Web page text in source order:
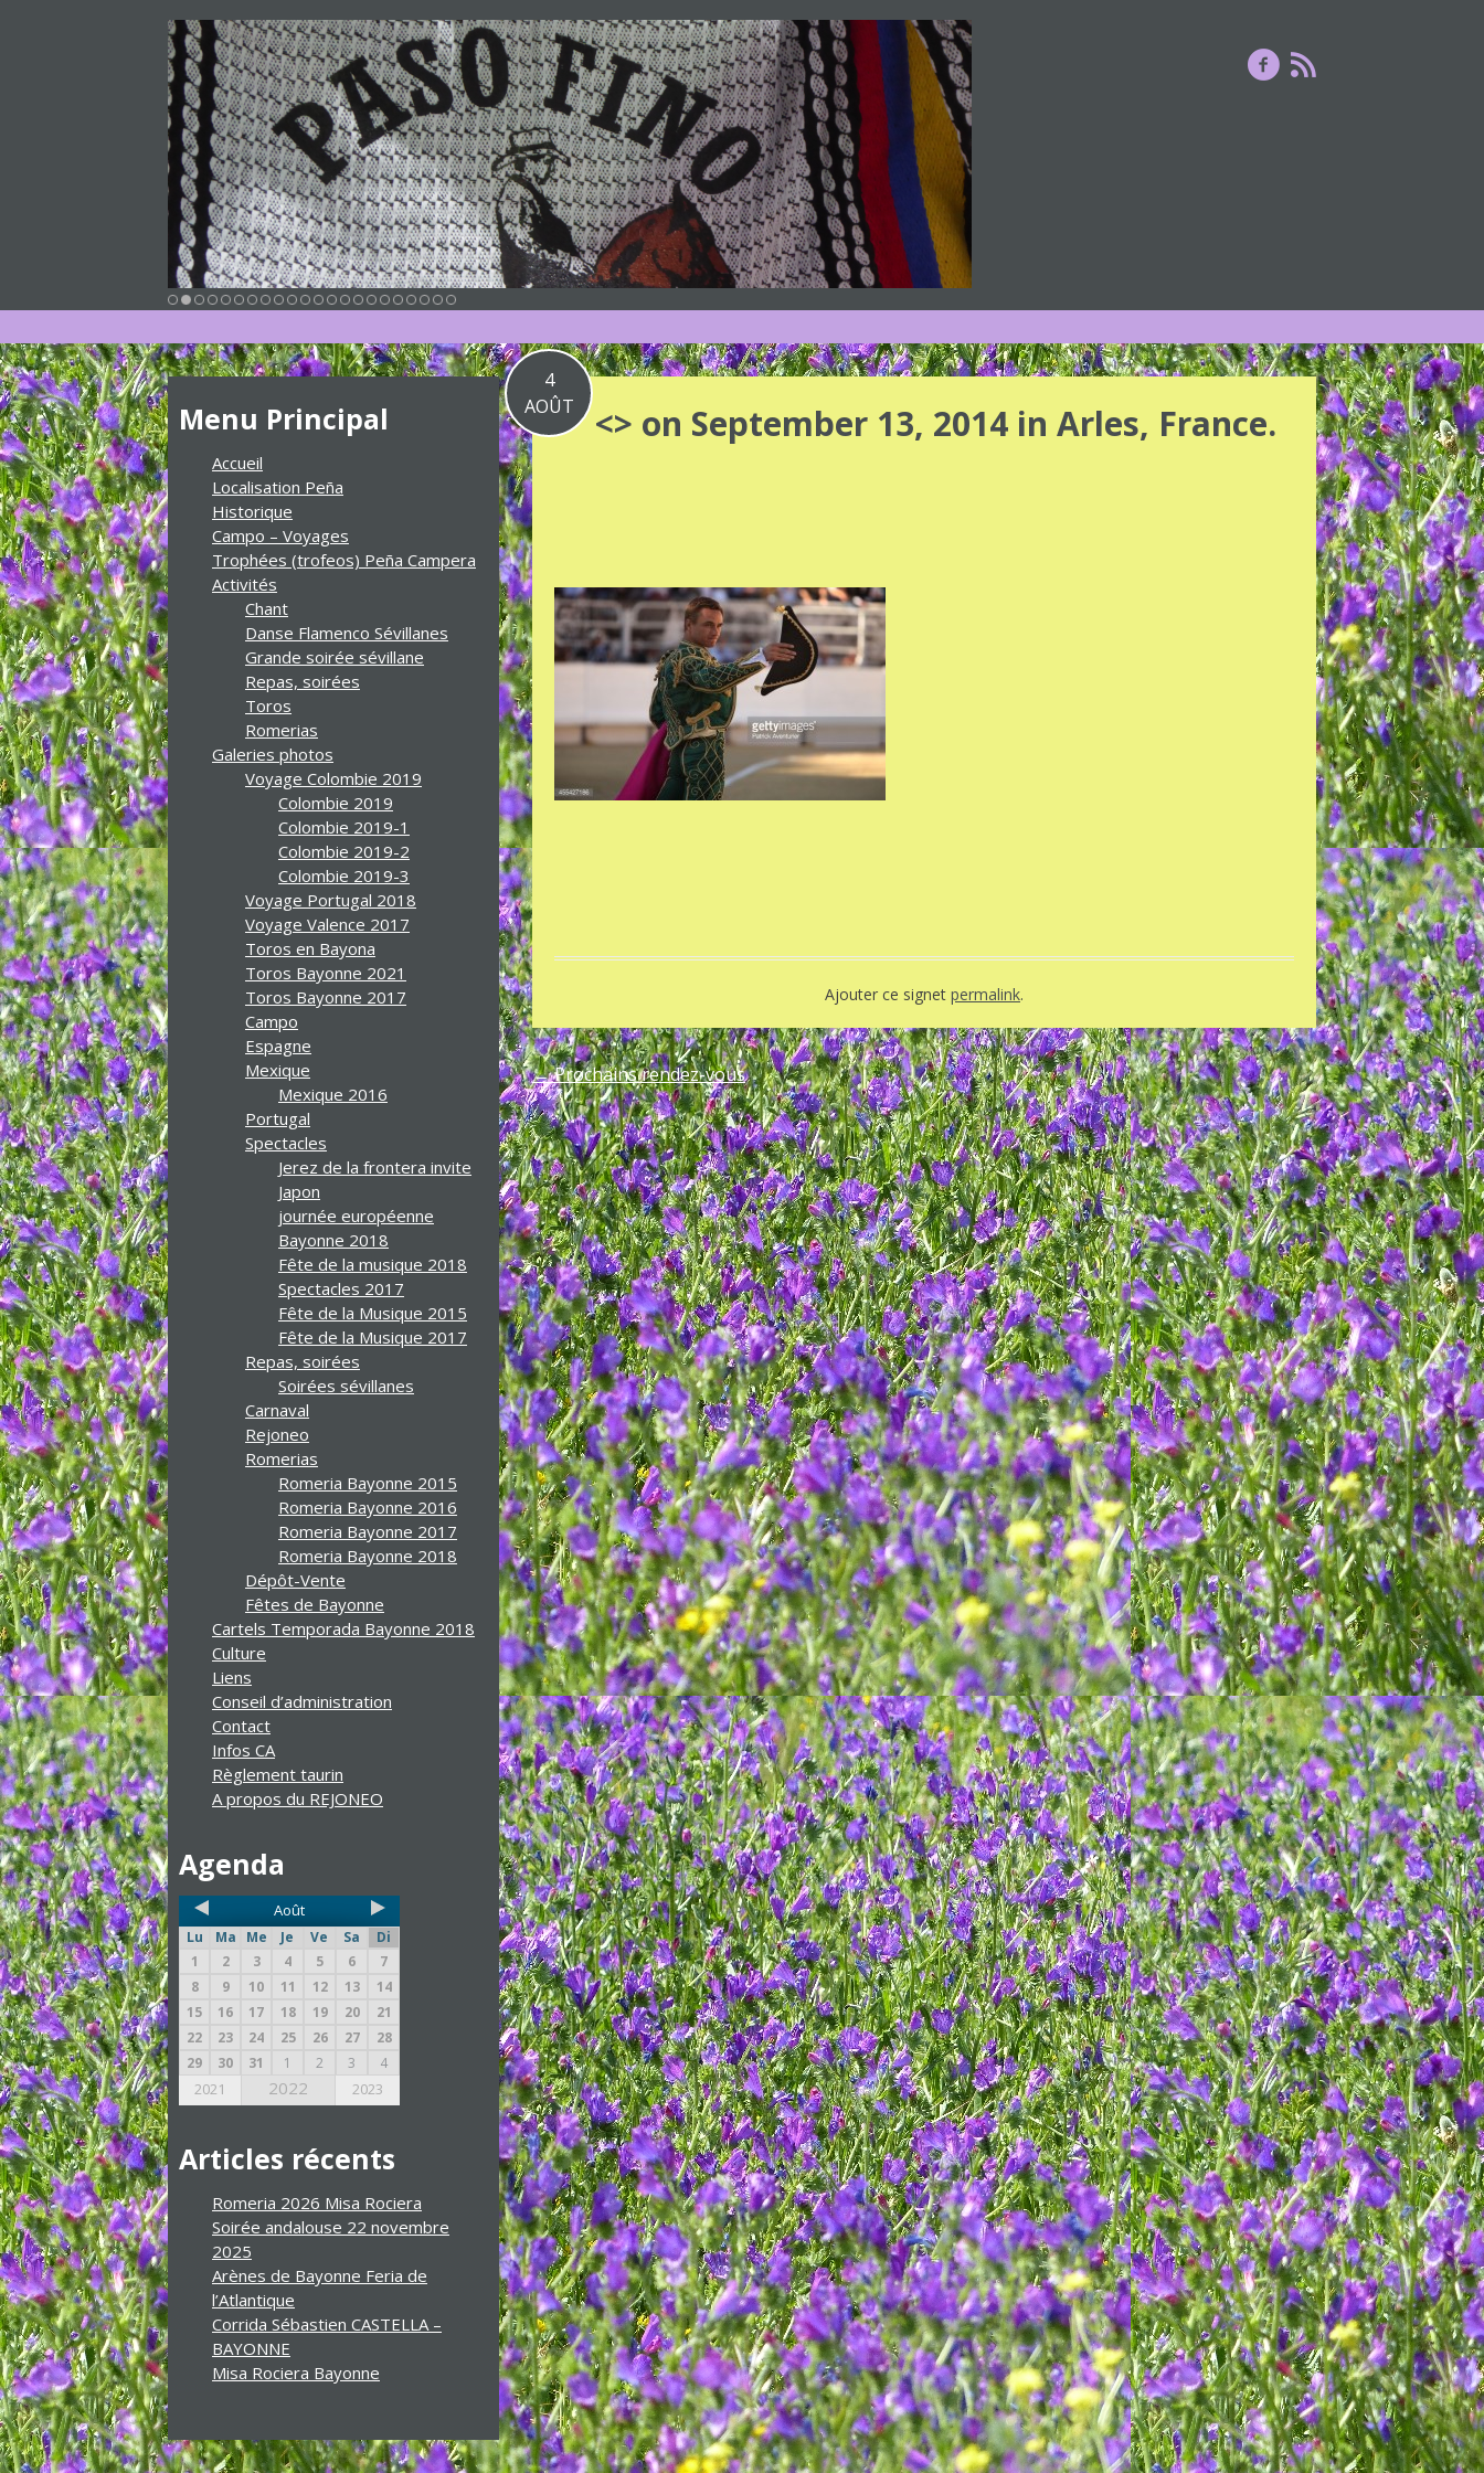
4
AOÛT
<> on September 13, 2014 in Arles, France.
Ajouter ce signet permalink.
←Prochains rendez-vous
Menu Principal
Accueil
Localisation Peña
Historique
Campo – Voyages
Trophées (trofeos) Peña Campera
Activités
Chant
Danse Flamenco Sévillanes
Grande soirée sévillane
Repas, soirées
Toros
Romerias
Galeries photos
Voyage Colombie 2019
Colombie 2019
Colombie 2019-1
Colombie 2019-2
Colombie 2019-3
Voyage Portugal 2018
Voyage Valence 2017
Toros en Bayona
Toros Bayonne 2021
Toros Bayonne 2017
Campo
Espagne
Mexique
Mexique 2016
Portugal
Spectacles
Jerez de la frontera invite
Japon
journée européenne
Bayonne 2018
Fête de la musique 2018
Spectacles 2017
Fête de la Musique 2015
Fête de la Musique 2017
Repas, soirées
Soirées sévillanes
Carnaval
Rejoneo
Romerias
Romeria Bayonne 2015
Romeria Bayonne 2016
Romeria Bayonne 2017
Romeria Bayonne 2018
Dépôt-Vente
Fêtes de Bayonne
Cartels Temporada Bayonne 2018
Culture
Liens
Conseil d’administration
Contact
Infos CA
Règlement taurin
A propos du REJONEO
Agenda
Août
Lu Ma Me Je Ve Sa
Di
1
2 3 4 5 6
7
8
9 10 11 12 13
14
15
16 17 18 19 20
21
22
23 24 25 26 27
28
29
30 31 1 2 3 4
2021 2022 2023
Articles récents
Romeria 2026 Misa Rociera
Soirée andalouse 22 novembre
2025
Arènes de Bayonne Feria de
l’Atlantique
Corrida Sébastien CASTELLA –
BAYONNE
Misa Rociera Bayonne